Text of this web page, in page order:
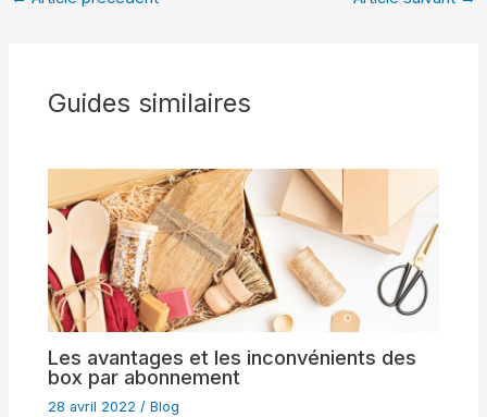
Guides similaires
Les avantages et les inconvénients des
box par abonnement
28 avril 2022/Blog